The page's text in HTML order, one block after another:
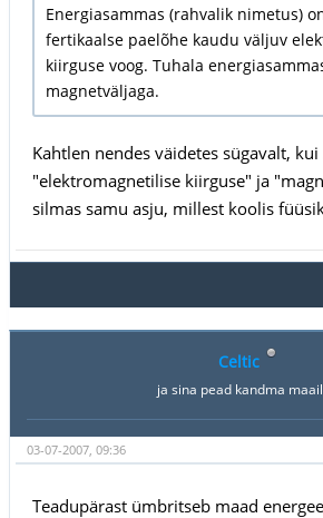
Energiasammas (rahvalik nimetus)
fertikaalse paelõhe kaudu väljuv
kiirguse voog. Tuhala
magnetväljaga.
Kahtlen nendes väidetes sügavalt, kui
"elektromagnetilise kiirguse" ja
silmas samu asju, millest koolis
Celtic
ja sina pead kandma
03-07-2007, 09:36
Teadupärast ümbritseb maad